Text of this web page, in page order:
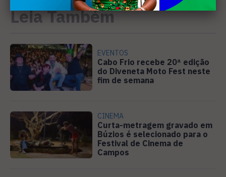
Leia Também
EVENTOS
Cabo Frio recebe 20ª edição
do Diveneta Moto Fest neste
fim de semana
CINEMA
Curta-metragem gravado em
Búzios é selecionado para o
Festival de Cinema de
Campos